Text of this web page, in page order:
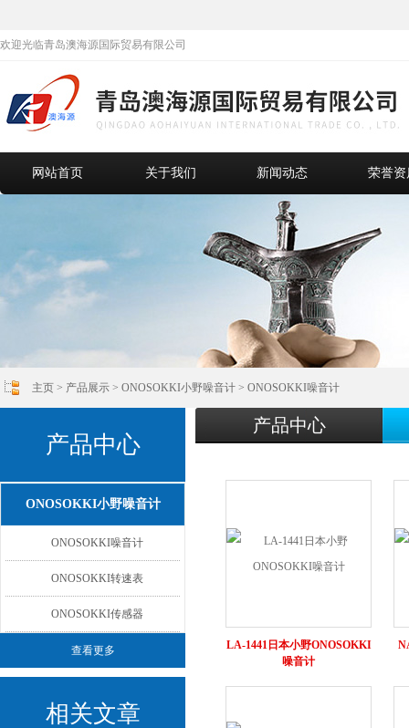
欢迎光临青岛澳海源国际贸易有限公司
网站首页 关于我们 新闻动态 荣誉资
主页 > 产品展示 > ONOSOKKI小野噪音计 > ONOSOKKI噪音计
产品中心
ONOSOKKI小野噪音计
ONOSOKKI噪音计
ONOSOKKI转速表
ONOSOKKI传感器
查看更多
相关文章
产品中心
LA-1441日本小野ONOSOKKI
噪音计